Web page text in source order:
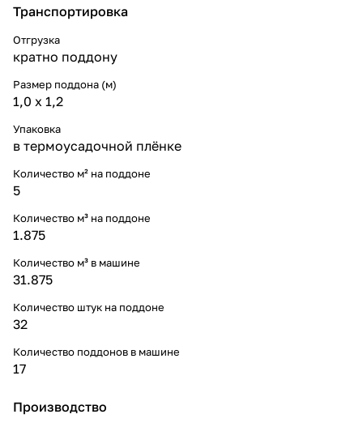
Транспортировка
Отгрузка
кратно поддону
Размер поддона (м)
1,0 х 1,2
Упаковка
в термоусадочной плёнке
Количество м² на поддоне
5
Количество м³ на поддоне
1.875
Количество м³ в машине
31.875
Количество штук на поддоне
32
Количество поддонов в машине
17
Производство